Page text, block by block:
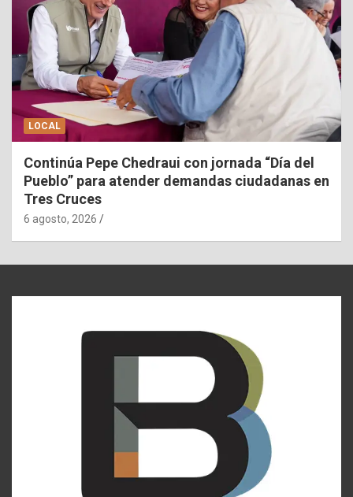
LOCAL
Continúa Pepe Chedraui con jornada “Día del
Pueblo” para atender demandas ciudadanas en
Tres Cruces
6 agosto, 2026